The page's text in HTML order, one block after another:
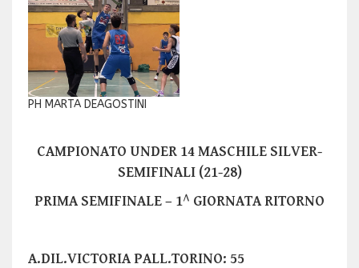
PH MARTA DEAGOSTINI
CAMPIONATO UNDER 14 MASCHILE SILVER-
SEMIFINALI (21-28)
PRIMA SEMIFINALE – 1^ GIORNATA RITORNO
A.DIL.VICTORIA PALL.TORINO: 55